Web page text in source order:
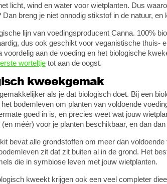
licht, wind en water voor wietplanten. Dus
breng je niet onnodig stikstof in de natuur,
lijn van voedingsproducent Canna. 100%
dus ook geschikt voor veganistische thuis-
voordelig aan de voeding en het biologische
worteltje tot aan de oogst.
kweekgemak
als je dat biologisch doet. Bij een
bodemleven om planten van voldoende
goed in is, en precies weet wat jouw
méér) voor je planten beschikbaar, en dan
bevat alle grondstoffen om meer dan
zit dat zit buiten al in de grond. Het
die in symbiose leven met jouw wietplanten.
kweekt krijgen ook een veel completer